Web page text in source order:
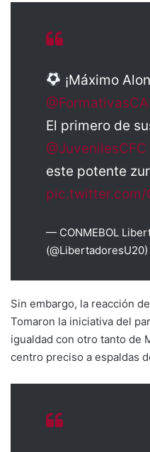
¡Máximo
El primero de
@JuvenilesCFC
este potente
pic.twitter.com/
— CONMEBOL
(@LibertadoresU20)
Sin embargo, la reacción
Tomaron la iniciativa del
igualdad con otro tanto de
centro preciso a espaldas